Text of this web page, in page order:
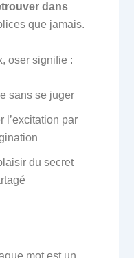
dans
que jamais.
oser signifie :
sans se juger
l’excitation par
du secret